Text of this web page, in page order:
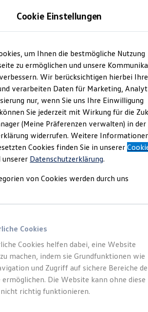
entdecken
und Oldtimer
Historie
& Gewerbekunden
und Hersteller finden
entdecken & konfigurieren
Sonderkunden
& Behörden
Personenbeförderung
& mobile Werkstätten
mit Behinderung
ID Vorteile
& Marktplatz
online kaufen
Dähne
| 49 Bewertungen
Cookie Einstellungen
um Ihnen die bestmögliche Nutzung
zu ermöglichen und unsere
Wir berücksichtigen hierbei Ihre
verarbeiten Daten für Marketing,
nur, wenn Sie uns Ihre Einwilligung
Sie jederzeit mit Wirkung für die
(Meine Präferenzen verwalten) in der
widerrufen. Weitere
Cookies finden Sie in unserer
unserer Datenschutzerklärung.
von Cookies werden durch uns
Cookies
Cookies helfen dabei, eine Website
machen, indem sie Grundfunktionen wie
und Zugriff auf sichere Bereiche
Die Website kann ohne diese
nicht richtig funktionieren.